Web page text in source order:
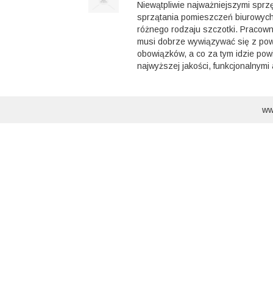
Niewątpliwie najważniejszymi
sprzątania pomieszczeń
różnego rodzaju szczotki.
musi dobrze wywiązywać się z
obowiązków, a co za tym idzie
najwyższej jakości, funkcjonalnymi